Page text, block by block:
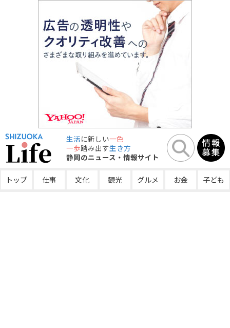
生活に新しい一色
一歩踏み出す生き方
静岡のニュース・情報サイト
トップ 仕事 文化 観光 グルメ お金 子ども